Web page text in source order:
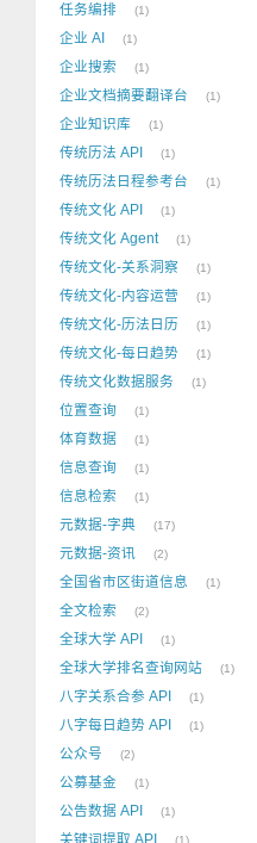
任务编排 1
企业 AI 1
企业搜索 1
企业文档摘要翻译台 1
企业知识库 1
传统历法 API 1
传统历法日程参考台 1
传统文化 API 1
传统文化 Agent 1
传统文化-关系洞察 1
传统文化-内容运营 1
传统文化-历法日历 1
传统文化-每日趋势 1
传统文化数据服务 1
位置查询 1
体育数据 1
信息查询 1
信息检索 1
元数据-字典 17
元数据-资讯 2
全国省市区街道信息 1
全文检索 2
全球大学 API 1
全球大学排名查询网站 1
八字关系合参 API 1
八字每日趋势 API 1
公众号 2
公募基金 1
公告数据 API 1
关键词提取 API 1